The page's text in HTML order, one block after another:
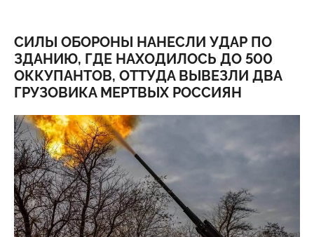
СИЛЫ ОБОРОНЫ НАНЕСЛИ УДАР ПО
ЗДАНИЮ, ГДЕ НАХОДИЛОСЬ ДО 500
ОККУПАНТОВ, ОТТУДА ВЫВЕЗЛИ ДВА
ГРУЗОВИКА МЕРТВЫХ РОССИЯН